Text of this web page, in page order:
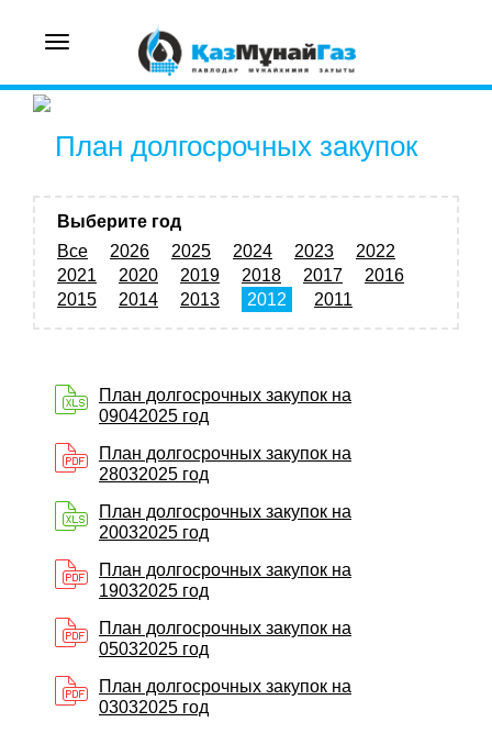
Toggle
План долгосрочных закупок
Выберите год
Все
2026 2025 2024 2023
2022
2021
2020 2019 2018 2017
2016
2015
2014 2013 2012 2011
План долгосрочных закупок на
09042025 год
План долгосрочных закупок на
28032025 год
План долгосрочных закупок на
20032025 год
План долгосрочных закупок на
19032025 год
План долгосрочных закупок на
05032025 год
План долгосрочных закупок на
03032025 год